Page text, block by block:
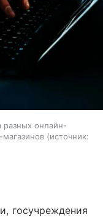
онлайн-
источник:
госучреждения